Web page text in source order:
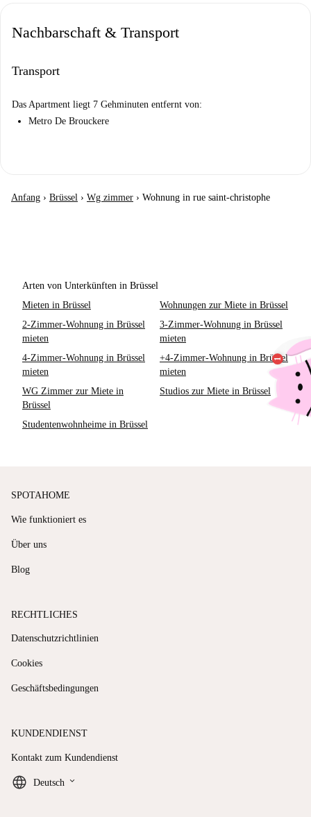
Nachbarschaft & Transport
Transport
Das Apartment liegt 7 Gehminuten entfernt von:
Metro De Brouckere
Anfang › Brüssel › Wg zimmer › Wohnung in rue saint-christophe
Arten von Unterkünften in Brüssel
Mieten in Brüssel
Wohnungen zur Miete in Brüssel
2-Zimmer-Wohnung in Brüssel
mieten
3-Zimmer-Wohnung in Brüssel
mieten
4-Zimmer-Wohnung in Brüssel
mieten
+4-Zimmer-Wohnung in Brüssel
mieten
WG Zimmer zur Miete in
Brüssel
Studios zur Miete in Brüssel
Studentenwohnheime in Brüssel
SPOTAHOME
Wie funktioniert es
Über uns
Blog
RECHTLICHES
Datenschutzrichtlinien
Cookies
Geschäftsbedingungen
KUNDENDIENST
Kontakt zum Kundendienst
Deutsch keyboard_arrow_down